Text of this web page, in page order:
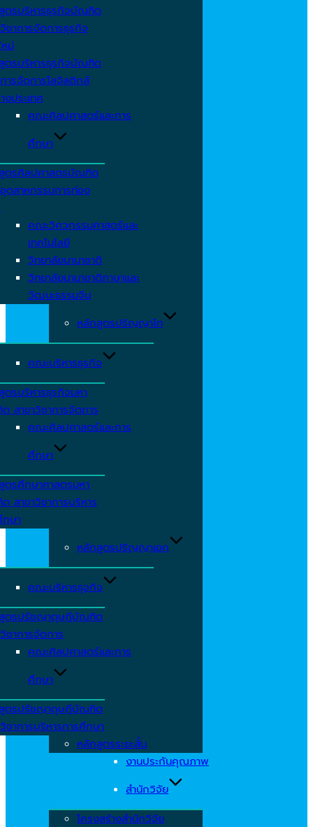
ตรบริหารธุรกิจบัณฑิต
ชาการจัดการธุรกิจ
ม่
ตรบริหารธุรกิจบัณฑิต
ารจัดการโลจิสติกส์
งประเทศ
คณะศิลปศาสตร์และการ
ศึกษา
ตรศิลปศาสตรบัณฑิต
ตสาหกรรมการท่อง
คณะวิศวกรรมศาสตร์และ
เทคโนโลยี
วิทยาลัยนานาชาติ
วิทยาลัยนานาชาติภาษาและ
วัฒนะธรรมจีน
หลักสูตรปริญญาโท
คณะบริหารธุรกิจ
ตรบริหารธุรกิจมหา
สาขาวิชาการจัดการ
คณะศิลปศาสตร์และการ
ศึกษา
ตรศึกษาศาสตรมหา
สาขาวิชาการบริหาร
กษา
หลักสูตรปริญญาเอก
คณะบริหารธุจกิจ
ตรปรัชญาดุษฎีบัณฑิต
ชาการจัดการ
คณะศิลปศาสตร์และการ
ศึกษา
ตรปรัชญาดุษฎีบัณฑิต
ชาการบริหารการศึกษา
หลักสูตรระยะสั้น
งานประกันคุณภาพ
สำนักวิจัย
โครงสร้างสำนักวิจัย